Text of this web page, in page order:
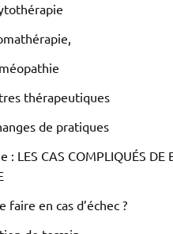
thérapeutiques
de pratiques
: LES CAS COMPLIQUÉS DE
en cas d’échec ?